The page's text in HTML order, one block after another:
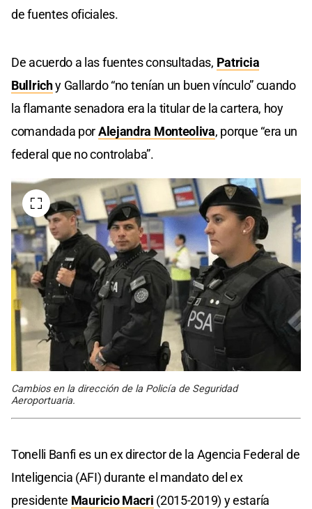
de fuentes oficiales.
De acuerdo a las fuentes consultadas, Patricia
Bullrichy Gallardo “no tenían un buen vínculo” cuando
la flamante senadora era la titular de la cartera, hoy
comandada porAlejandra Monteoliva, porque “era un
federal que no controlaba”.
Cambios en la dirección de la Policía de Seguridad
Aeroportuaria.
Tonelli Banfi es un ex director de la Agencia Federal de
Inteligencia (AFI) durante el mandato del ex
presidente Mauricio Macri (2015-2019) y estaría